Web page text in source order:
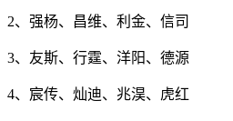
2、强杨、昌维、利金、信司
3、友斯、行霆、洋阳、德源
4、宸传、灿迪、兆淏、虎红